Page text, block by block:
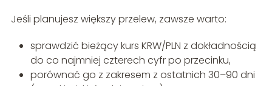
Jeśli planujesz większy przelew, zawsze warto:
sprawdzić bieżący kurs KRW/PLN z dokładnością
do co najmniej czterech cyfr po przecinku,
porównać go z zakresem z ostatnich 30–90 dni